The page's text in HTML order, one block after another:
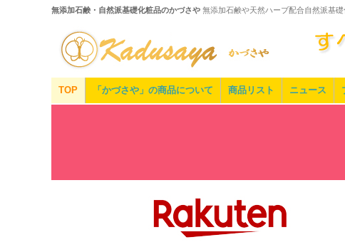
無添加石鹸・自然派基礎化粧品のかづさや 無添加石鹸や天然ハーブ配合自然派基
TOP 「かづさや」の商品について 商品リスト ニュース